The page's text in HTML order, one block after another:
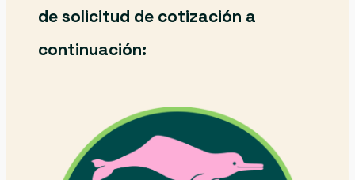
de solicitud de cotización a
continuación: